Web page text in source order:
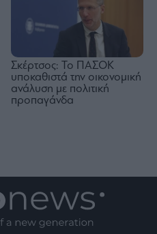
Σκέρτσος: Το ΠΑΣΟΚ
υποκαθιστά την οικονομική
ανάλυση με πολιτική
προπαγάνδα